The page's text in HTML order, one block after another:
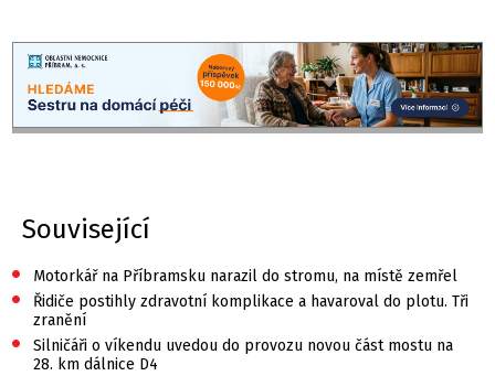
Související
• Motorkář na Příbramsku narazil do stromu, na místě zemřel
•
Řidiče postihly zdravotní komplikace a havaroval do plotu. Tři
zranění
•
Silničáři o víkendu uvedou do provozu novou část mostu na
28. km dálnice D4